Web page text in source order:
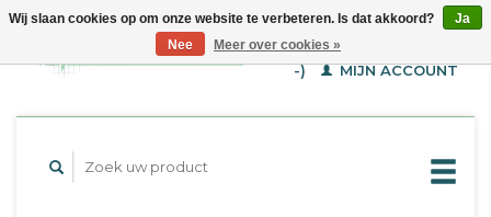
WINKELWAGEN (€--,-
-)
MIJN ACCOUNT
Wij slaan cookies op om onze website te verbeteren. Is dat akkoord?
Ja
Nee
Meer over cookies »